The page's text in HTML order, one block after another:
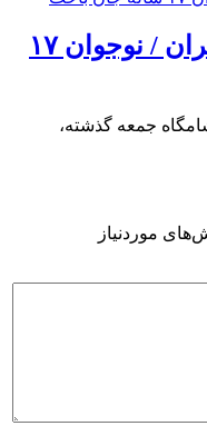
درگیری خونین در جنوب تهران / نوجوان ۱۷
جمعه گذشته،
موردنیاز